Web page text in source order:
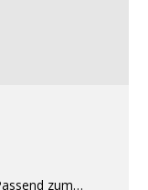
zum…